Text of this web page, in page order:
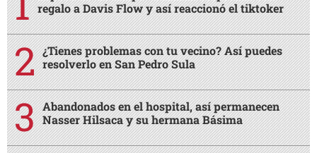
regalo a Davis Flow y así reaccionó el tiktoker
¿Tienes problemas con tu vecino? Así puedes
resolverlo en San Pedro Sula
Abandonados en el hospital, así permanecen
Nasser Hilsaca y su hermana Básima